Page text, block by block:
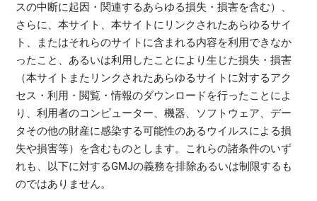
スの中断に起因・関連するあらゆる損失・損害を含む）、
さらに、本サイト、本サイトにリンクされたあらゆるサイ
ト、またはそれらのサイトに含まれる内容を利用できなか
ったこと、あるいは利用したことにより生じた損失・損害
（本サイトまたリンクされたあらゆるサイトに対するアク
セス・利用・閲覧・情報のダウンロードを行ったことによ
り、利用者のコンピューター、機器、ソフトウェア、デー
タその他の財産に感染する可能性のあるウイルスによる損
失や損害等）を含むものとします。これらの諸条件のいず
れも、以下に対するGMJの義務を排除あるいは制限するも
のではありません。